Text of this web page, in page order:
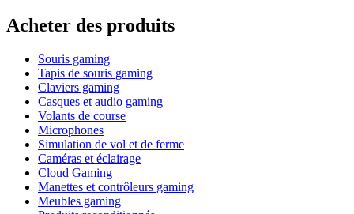
Acheter des produits
Souris gaming
Tapis de souris gaming
Claviers gaming
Casques et audio gaming
Volants de course
Microphones
Simulation de vol et de ferme
Caméras et éclairage
Cloud Gaming
Manettes et contrôleurs gaming
Meubles gaming